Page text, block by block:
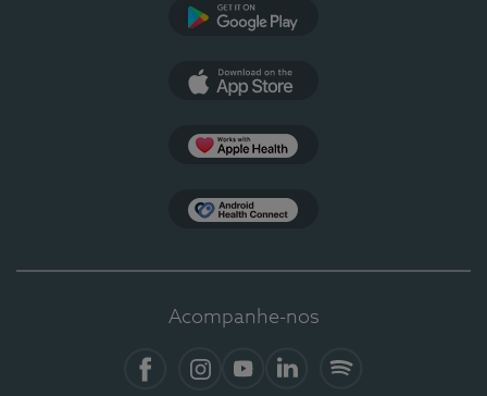
Acompanhe-nos